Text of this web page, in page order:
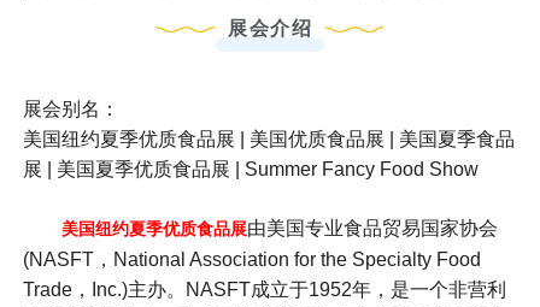
展会介绍
展会别名：
美国纽约夏季优质食品展 | 美国优质食品展 | 美国夏季食品
展 | 美国夏季优质食品展 | Summer Fancy Food Show
美国纽约夏季优质食品展由美国专业食品贸易国家协会
(NASFT，National Association for the Specialty Food
Trade，Inc.)主办。NASFT成立于1952年，是一个非营利